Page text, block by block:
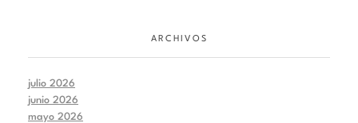
ARCHIVOS
julio 2026
junio 2026
mayo 2026